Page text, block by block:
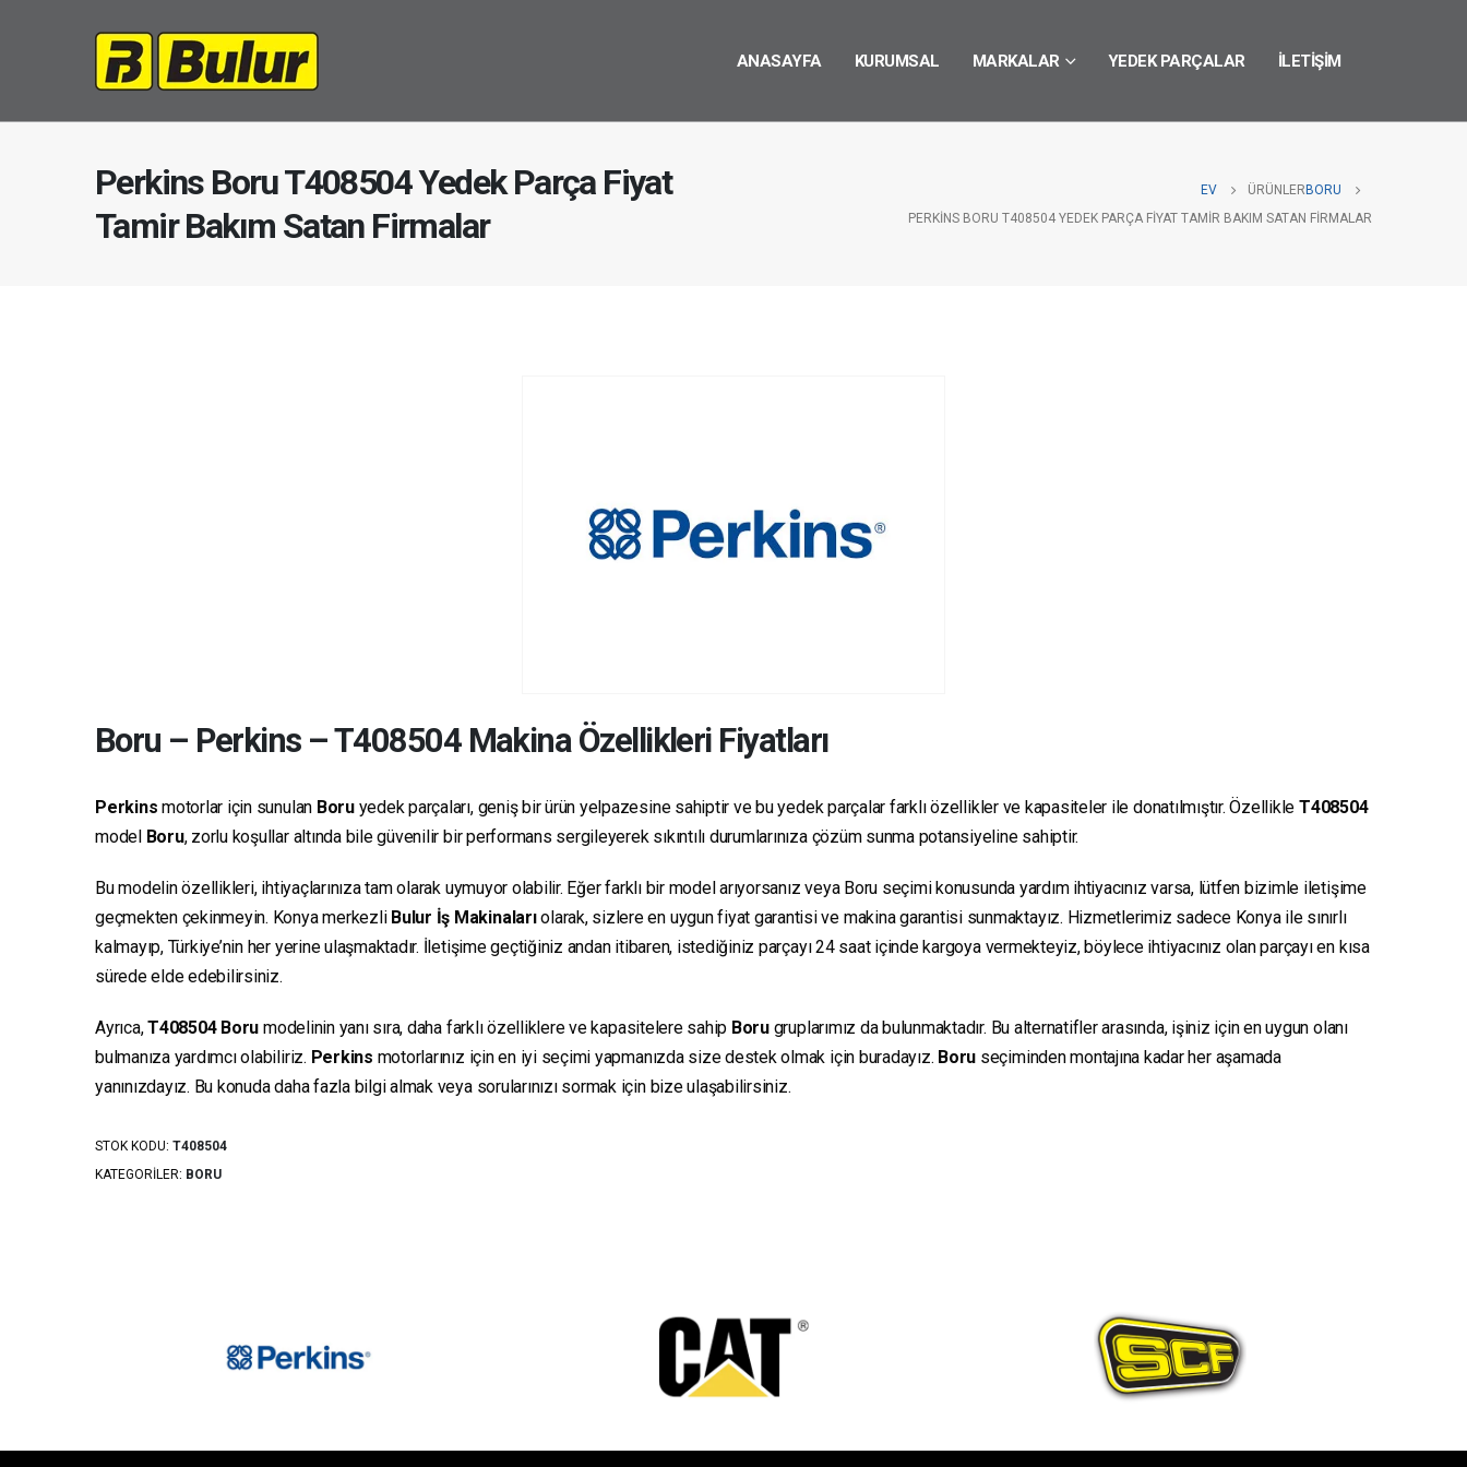
ANASAYFA KURUMSAL MARKALAR YEDEK PARÇALAR İLETIŞIM
Perkins Boru T408504 Yedek Parça Fiyat
Tamir Bakım Satan Firmalar
EV ÜRÜNLER BORU
PERKINS BORU T408504 YEDEK PARÇA FIYAT TAMIR BAKIM SATAN FIRMALAR
Boru – Perkins–T408504Makina Özellikleri Fiyatları
Perkins motorlar için sunulan Boruyedek parçaları, geniş bir ürün yelpazesine sahiptir ve bu yedek parçalar farklı özellikler ve kapasiteler ile donatılmıştır. Özellikle T408504
model Boru, zorlu koşullar altında bile güvenilir bir performans sergileyerek sıkıntılı durumlarınıza çözüm sunma potansiyeline sahiptir.
Bu modelin özellikleri, ihtiyaçlarınıza tam olarak uymuyor olabilir. Eğer farklı bir model arıyorsanız veya Boru seçimi konusunda yardım ihtiyacınız varsa, lütfen bizimle iletişime
geçmekten çekinmeyin. Konya merkezli Bulur İş Makinalarıolarak, sizlere en uygun fiyat garantisi ve makina garantisi sunmaktayız. Hizmetlerimiz sadece Konya ile sınırlı
kalmayıp, Türkiye’nin her yerine ulaşmaktadır. İletişime geçtiğiniz andan itibaren, istediğiniz parçayı 24 saat içinde kargoya vermekteyiz, böylece ihtiyacınız olan parçayı en kısa
sürede elde edebilirsiniz.
Ayrıca,T408504 Boru modelinin yanı sıra, daha farklı özelliklere ve kapasitelere sahip Borugruplarımız da bulunmaktadır. Bu alternatifler arasında, işiniz için en uygun olanı
bulmanıza yardımcı olabiliriz. Perkins motorlarınız için en iyi seçimi yapmanızda size destek olmak için buradayız. Boru seçiminden montajına kadar her aşamada
yanınızdayız. Bu konuda daha fazla bilgi almak veya sorularınızı sormak için bize ulaşabilirsiniz.
STOK KODU: T408504
KATEGORILER: BORU